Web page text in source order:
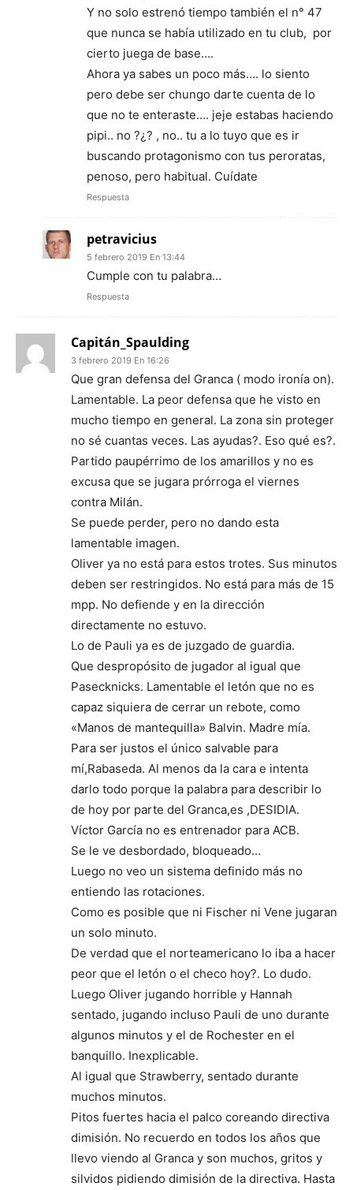
Y no solo estrenó tiempo también el n° 47
que nunca se había utilizado en tu club, por
cierto juega de base….
Ahora ya sabes un poco más…. lo siento
pero debe ser chungo darte cuenta de lo
que no te enteraste…. jeje estabas haciendo
pipi.. no ?¿? , no.. tu a lo tuyo que es ir
buscando protagonismo con tus peroratas,
penoso, pero habitual. Cuídate
Respuesta
petravicius
5 febrero 2019 En 13:44
Cumple con tu palabra…
Respuesta
Capitán_Spaulding
3 febrero 2019 En 16:26
Que gran defensa del Granca ( modo ironía on).
Lamentable. La peor defensa que he visto en
mucho tiempo en general. La zona sin proteger
no sé cuantas veces. Las ayudas?. Eso qué es?.
Partido paupérrimo de los amarillos y no es
excusa que se jugara prórroga el viernes
contra Milán.
Se puede perder, pero no dando esta
lamentable imagen.
Oliver ya no está para estos trotes. Sus minutos
deben ser restringidos. No está para más de 15
mpp. No defiende y en la dirección
directamente no estuvo.
Lo de Pauli ya es de juzgado de guardia.
Que despropósito de jugador al igual que
Pasecknicks. Lamentable el letón que no es
capaz siquiera de cerrar un rebote, como
«Manos de mantequilla» Balvin. Madre mía.
Para ser justos el único salvable para
mí,Rabaseda. Al menos da la cara e intenta
darlo todo porque la palabra para describir lo
de hoy por parte del Granca,es ,DESIDIA.
Víctor García no es entrenador para ACB.
Se le ve desbordado, bloqueado…
Luego no veo un sistema definido más no
entiendo las rotaciones.
Como es posible que ni Fischer ni Vene jugaran
un solo minuto.
De verdad que el norteamericano lo iba a hacer
peor que el letón o el checo hoy?. Lo dudo.
Luego Oliver jugando horrible y Hannah
sentado, jugando incluso Pauli de uno durante
algunos minutos y el de Rochester en el
banquillo. Inexplicable.
Al igual que Strawberry, sentado durante
muchos minutos.
Pitos fuertes hacia el palco coreando directiva
dimisión. No recuerdo en todos los años que
llevo viendo al Granca y son muchos, gritos y
silvidos pidiendo dimisión de la directiva. Hasta